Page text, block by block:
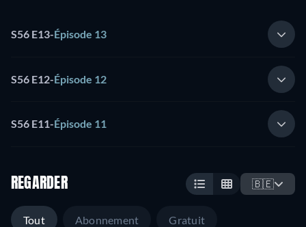
S56 E13-Épisode 13
S56 E12-Épisode 12
S56 E11-Épisode 11
REGARDER 🇧🇪
Tout Abonnement Gratuit